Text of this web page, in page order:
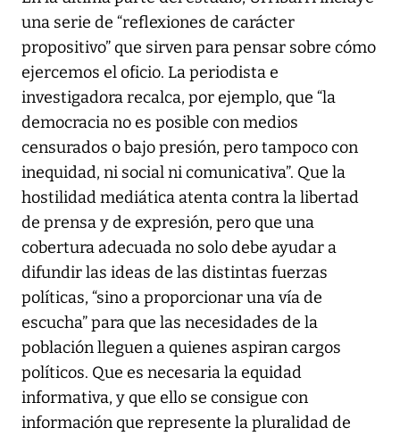
una serie de “reflexiones de carácter
propositivo” que sirven para pensar sobre cómo
ejercemos el oficio. La periodista e
investigadora recalca, por ejemplo, que “la
democracia no es posible con medios
censurados o bajo presión, pero tampoco con
inequidad, ni social ni comunicativa”. Que la
hostilidad mediática atenta contra la libertad
de prensa y de expresión, pero que una
cobertura adecuada no solo debe ayudar a
difundir las ideas de las distintas fuerzas
políticas, “sino a proporcionar una vía de
escucha” para que las necesidades de la
población lleguen a quienes aspiran cargos
políticos. Que es necesaria la equidad
informativa, y que ello se consigue con
información que represente la pluralidad de